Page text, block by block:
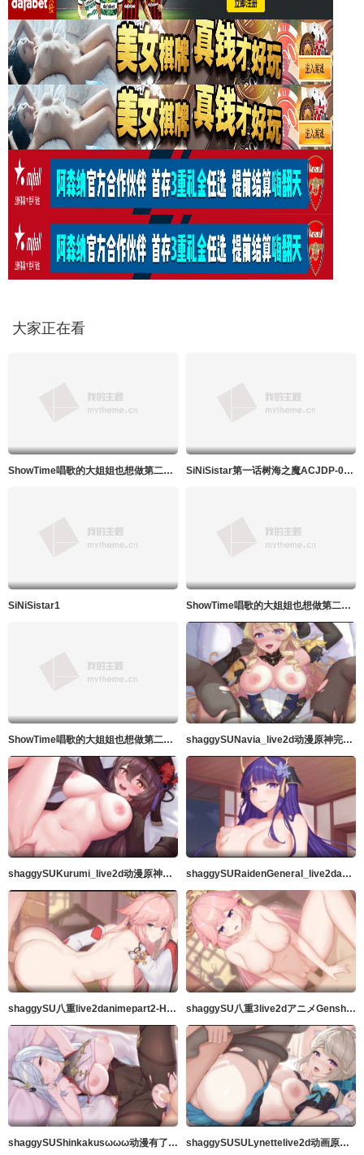
大家正在看
ShowTime唱歌的大姐姐也想做第二季_第08集 SiNiSistar第一话树海之魔ACJDP-0057
SiNiSistar1 ShowTime唱歌的大姐姐也想做第二季_第07集
ShowTime唱歌的大姐姐也想做第二季_第06集 shaggySUNavia_live2d动漫原神完整版带ASMR音频MP4
shaggySUKurumi_live2d动漫原神完整版带ASMR音频MP4 shaggySURaidenGeneral_live2danimeGenshinImpactfurubaji版本带音频高品质60fps
shaggySU八重live2danimepart2-H动漫Riban线视图-Hanime1.me shaggySU八重3live2dアニメGenshinImpact音声付フルバージョンきMP4
shaggySUShinkakusωωω动漫有了这些胸部你不可能成为仙女吧 shaggySUSULynettelive2d动画原神带ASMR音频的完整版